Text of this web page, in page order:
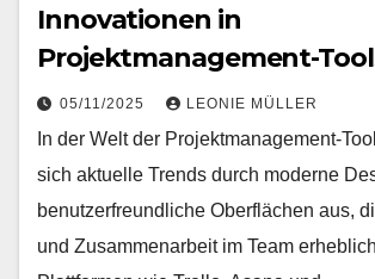
Innovationen in
Projektmanagement-
05/11/2025 LEONIE MÜLLER
In der Welt der Projektmanagement-
sich aktuelle Trends durch moderne
benutzerfreundliche Oberflächen aus,
und Zusammenarbeit im Team